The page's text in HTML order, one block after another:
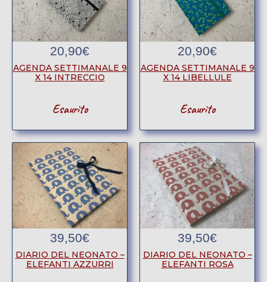
20,90€
AGENDA SETTIMANALE 9
X 14 INTRECCIO
Esaurito
20,90€
AGENDA SETTIMANALE 9
X 14 LIBELLULE
Esaurito
39,50€
DIARIO DEL NEONATO –
ELEFANTI AZZURRI
39,50€
DIARIO DEL NEONATO –
ELEFANTI ROSA